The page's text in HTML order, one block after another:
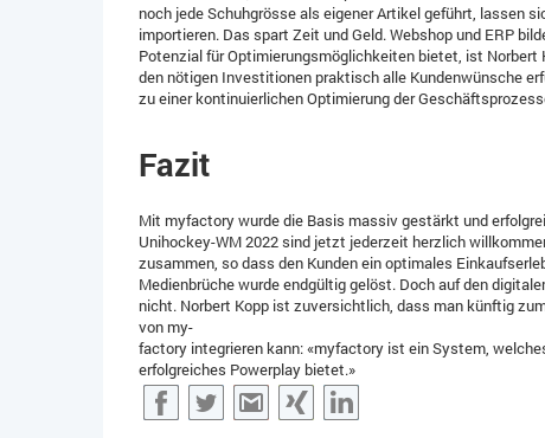
noch jede Schuhgrösse als eigener Artikel geführt, lassen
importieren. Das spart Zeit und Geld. Webshop und ERP
Potenzial für Optimierungsmöglichkeiten bietet, ist
den nötigen Investitionen praktisch alle Kundenwünsche
zu einer kontinuierlichen Optimierung der
Fazit
Mit myfactory wurde die Basis massiv gestärkt und
Unihockey-WM 2022 sind jetzt jederzeit herzlich
zusammen, so dass den Kunden ein optimales
Medienbrüche wurde endgültig gelöst. Doch auf den
nicht. Norbert Kopp ist zuversichtlich, dass man künftig
von my-
factory integrieren kann: «myfactory ist ein System,
erfolgreiches Powerplay bietet.»
FacebookTwitterGmailXING